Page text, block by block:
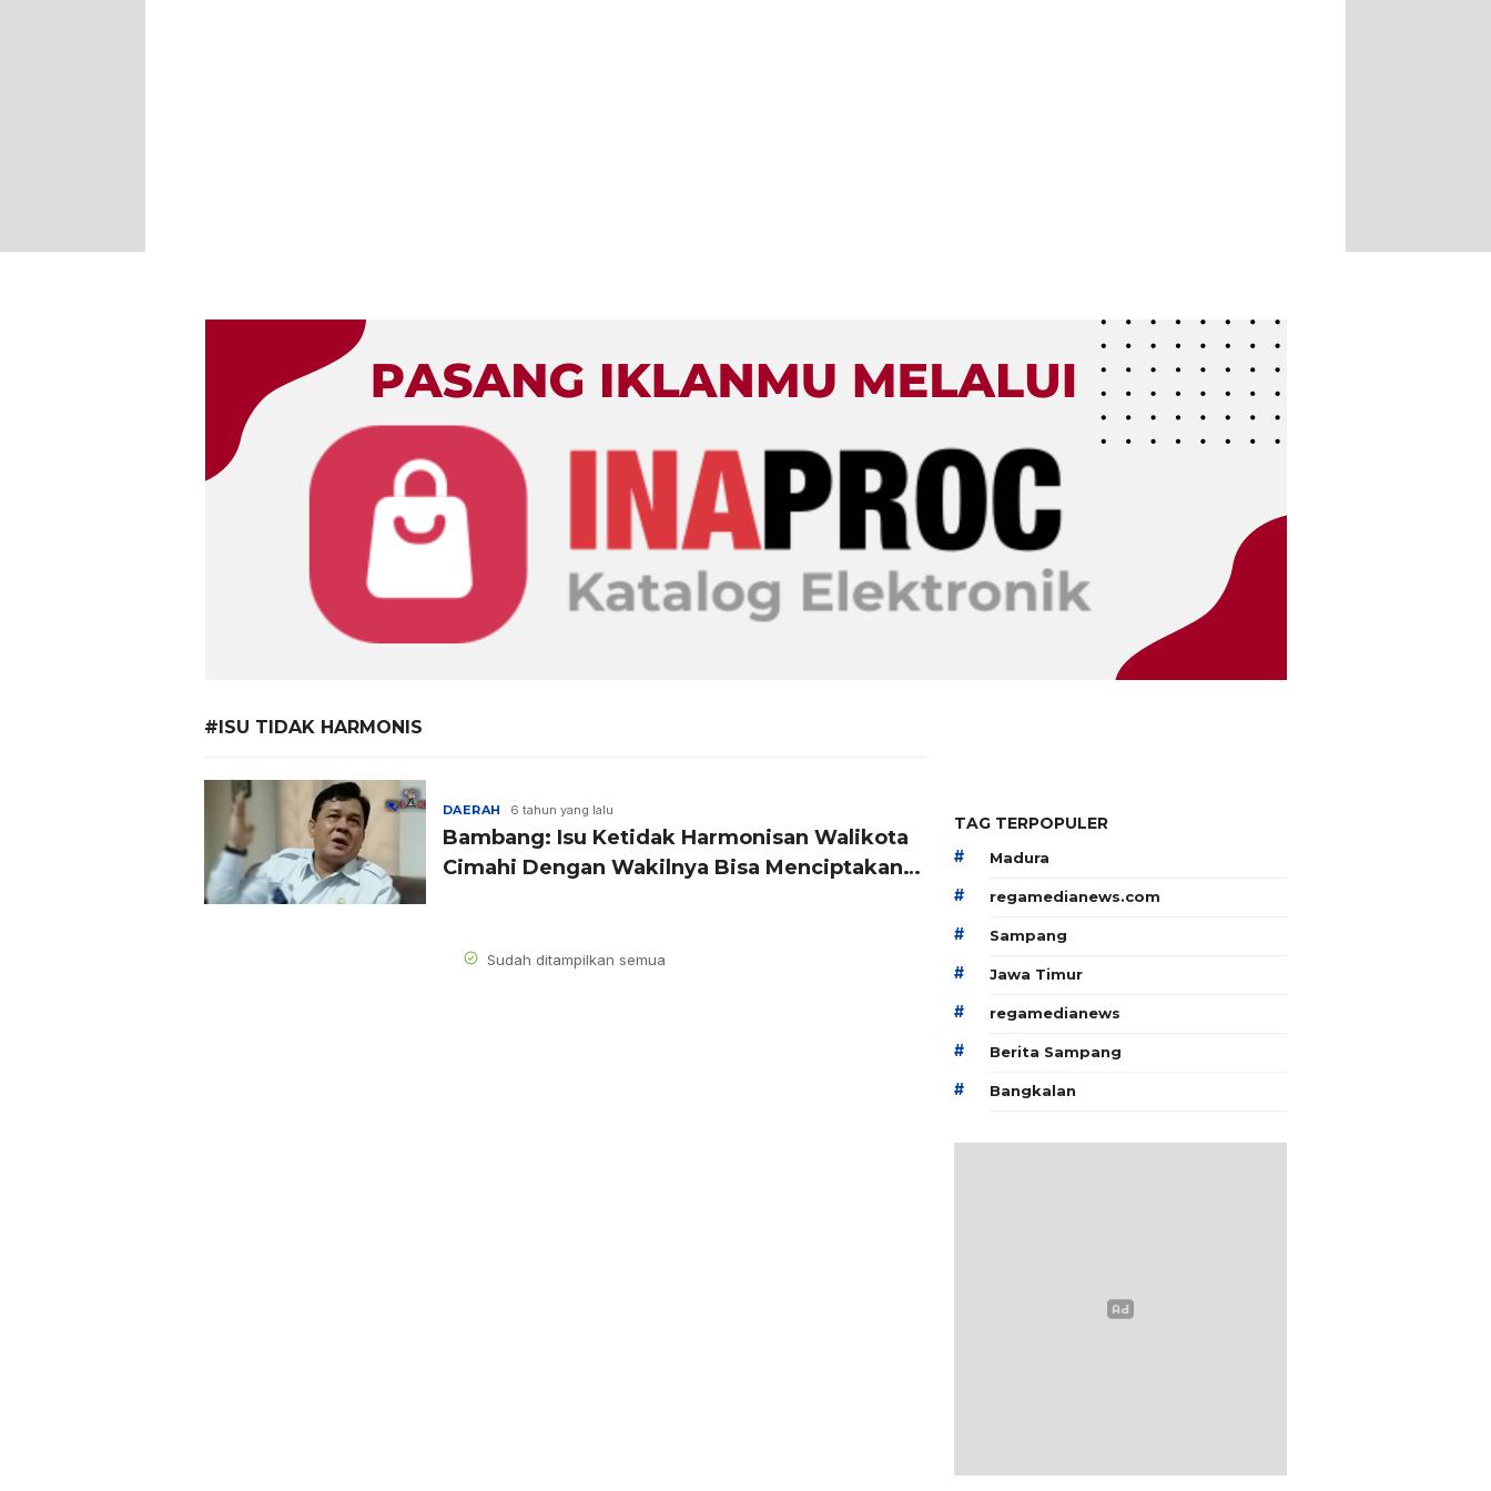
#ISU TIDAK HARMONIS
DAERAH 6 tahun yang lalu
Bambang: Isu Ketidak Harmonisan Walikota
Cimahi Dengan Wakilnya Bisa Menciptakan
Sudah ditampilkan semua
TAG TERPOPULER
# Madura
# regamedianews.com
# Sampang
# Jawa Timur
# regamedianews
# Berita Sampang
# Bangkalan